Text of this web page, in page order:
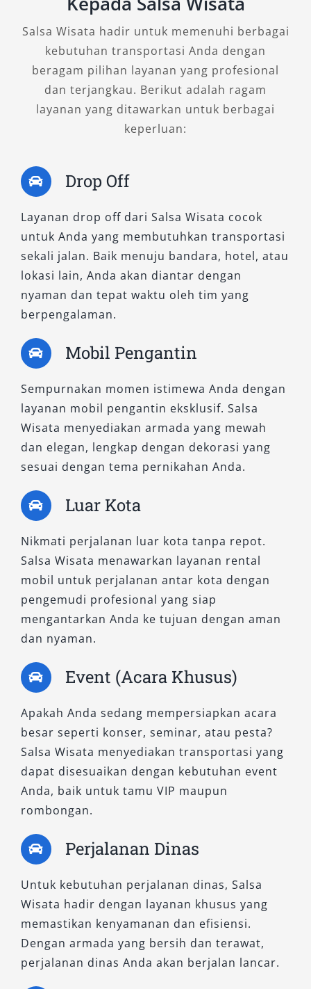
Salsa Wisata hadir untuk memenuhi berbagai
kebutuhan transportasi Anda dengan
beragam pilihan layanan yang profesional
dan terjangkau. Berikut adalah ragam
layanan yang ditawarkan untuk berbagai
keperluan:
Drop Off
Layanan drop off dari Salsa Wisata cocok
untuk Anda yang membutuhkan transportasi
sekali jalan. Baik menuju bandara, hotel, atau
lokasi lain, Anda akan diantar dengan
nyaman dan tepat waktu oleh tim yang
berpengalaman.
Mobil Pengantin
Sempurnakan momen istimewa Anda dengan
layanan mobil pengantin eksklusif. Salsa
Wisata menyediakan armada yang mewah
dan elegan, lengkap dengan dekorasi yang
sesuai dengan tema pernikahan Anda.
Luar Kota
Nikmati perjalanan luar kota tanpa repot.
Salsa Wisata menawarkan layanan rental
mobil untuk perjalanan antar kota dengan
pengemudi profesional yang siap
mengantarkan Anda ke tujuan dengan aman
dan nyaman.
Event (Acara Khusus)
Apakah Anda sedang mempersiapkan acara
besar seperti konser, seminar, atau pesta?
Salsa Wisata menyediakan transportasi yang
dapat disesuaikan dengan kebutuhan event
Anda, baik untuk tamu VIP maupun
rombongan.
Perjalanan Dinas
Untuk kebutuhan perjalanan dinas, Salsa
Wisata hadir dengan layanan khusus yang
memastikan kenyamanan dan efisiensi.
Dengan armada yang bersih dan terawat,
perjalanan dinas Anda akan berjalan lancar.